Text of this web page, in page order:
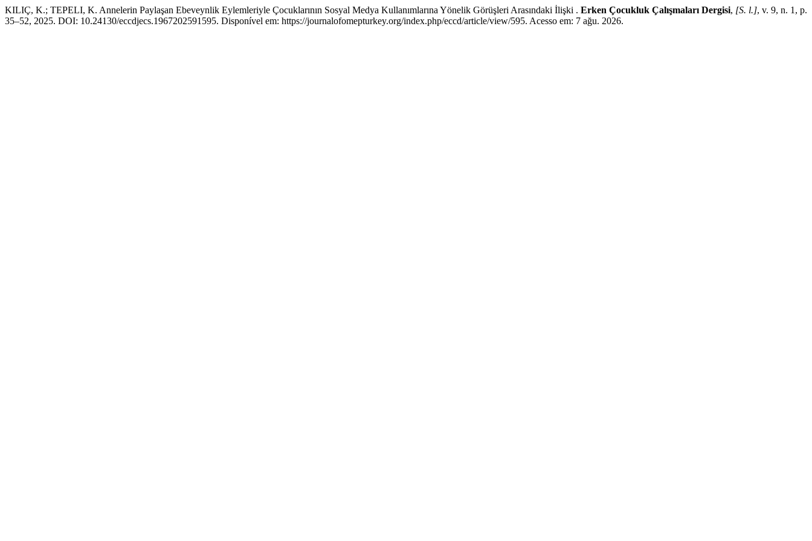
KILIÇ, K.; TEPELI, K. Annelerin Paylaşan Ebeveynlik Eylemleriyle Çocuklarının Sosyal Medya Kullanımlarına Yönelik Görüşleri Arasındaki İlişki . Erken Çocukluk Çalışmaları Dergisi, [S. l.], v. 9, n. 1, p.
35–52, 2025. DOI: 10.24130/eccdjecs.1967202591595. Disponível em: https://journalofomepturkey.org/index.php/eccd/article/view/595. Acesso em: 7 ağu. 2026.